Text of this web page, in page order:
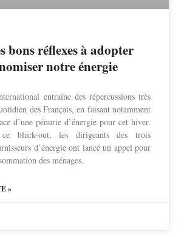
bons réflexes à adopter
notre énergie
entraîne des répercussions très
des Français, en faisant notamment
d’une pénurie d’énergie pour cet hiver.
black-out, les dirigeants des trois
d’énergie ont lancé un appel pour
des ménages.
»